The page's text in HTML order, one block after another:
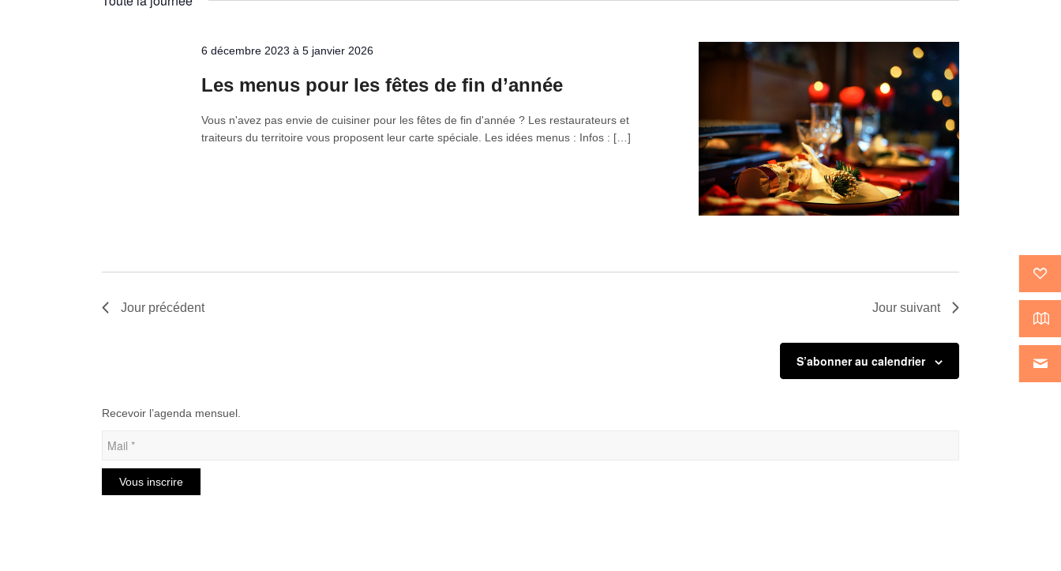
clé.
6 décembre 2023 à 5 janvier 2026
Les menus pour les fêtes de fin d’année
Vous n'avez pas envie de cuisiner pour les fêtes de fin d'année ? Les restaurateurs et
traiteurs du territoire vous proposent leur carte spéciale. Les idées menus : Infos : […]
Jour précédent Jour suivant
S’abonner au calendrier
Recevoir l’agenda mensuel.